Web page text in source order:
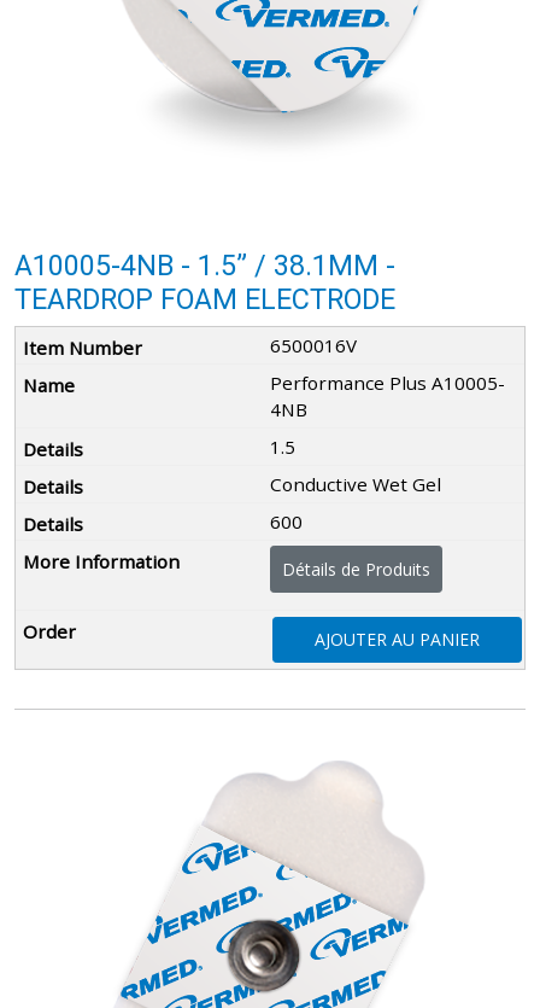
A10005-4NB - 1.5” / 38.1MM -
TEARDROP FOAM ELECTRODE
6500016V
Performance Plus A10005-
4NB
1.5
Conductive Wet Gel
600
Détails de Produits
AJOUTER AU PANIER